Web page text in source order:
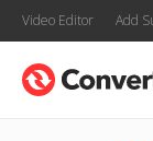
Video Editor Add